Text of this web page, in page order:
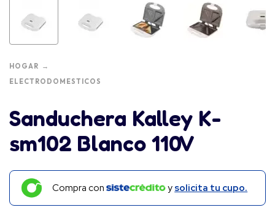
HOGAR
ELECTRODOMESTICOS
Sanduchera Kalley K-
sm102 Blanco 110V
Compra con y solicita tu cupo.